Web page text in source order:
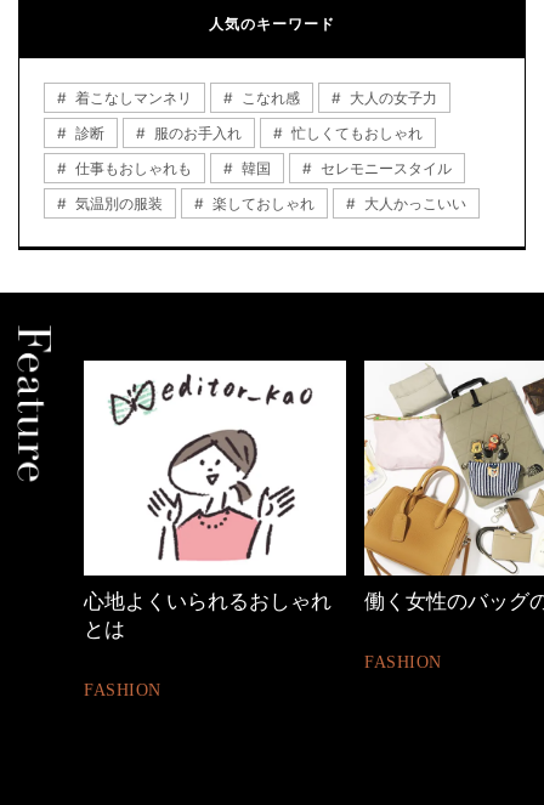
人気のキーワード
着こなしマンネリ こなれ感
大人の女子力
診断
服のお手入れ
忙しくてもおしゃれ
仕事もおしゃれも
韓国
セレモニースタイル
気温別の服装
楽しておしゃれ 大人かっこいい
心地よくいられるおしゃれ
とは
FASHION
働く女性のバッグ
FASHION